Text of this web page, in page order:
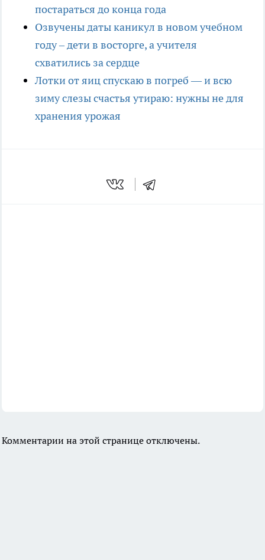
постараться до конца года
Озвучены даты каникул в новом учебном
году – дети в восторге, а учителя
схватились за сердце
Лотки от яиц спускаю в погреб — и всю
зиму слезы счастья утираю: нужны не для
хранения урожая
Комментарии на этой странице отключены.